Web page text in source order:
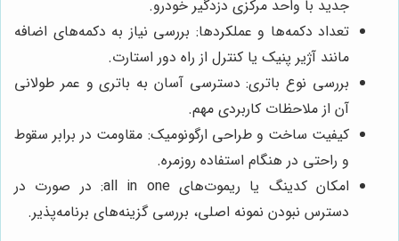
جدید با واحد مرکزی دزدگیر خودرو.
تعداد دکمه‌ها و عملکردها: بررسی نیاز به دکمه‌های اضافه
مانند آژیر پنیک یا کنترل از راه دور استارت.
بررسی نوع باتری: دسترسی آسان به باتری و عمر طولانی
آن از ملاحظات کاربردی مهم.
کیفیت ساخت و طراحی ارگونومیک: مقاومت در برابر سقوط
و راحتی در هنگام استفاده روزمره.
امکان کدینگ یا ریموت‌های all in one: در صورت در
دسترس نبودن نمونه اصلی، بررسی گزینه‌های برنامه‌پذیر.